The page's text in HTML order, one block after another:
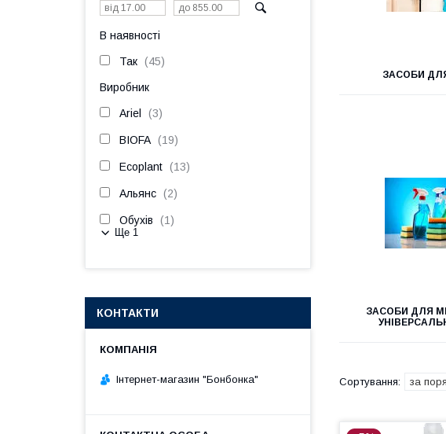
ЗАСОБИ
ЗАСОБИ ДЛЯ
В наявності
Так 45
Виробник
Ariel 3
BIOFA 19
Ecoplant 13
Альянс 2
Обухів 1
Ще 1
КОНТАКТИ
Інтернет-магазин "Бонбонка"